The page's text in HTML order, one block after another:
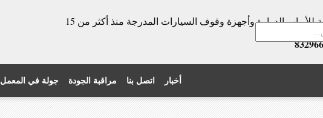
الشركة المصنعة للأبواب الدوارة وأجهزة وقوف السيارات المدرجة منذ أكثر من 15
جولة في المعمل مراقبة الجودة اتصل بنا أخبار